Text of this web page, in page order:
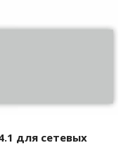
для сетевых